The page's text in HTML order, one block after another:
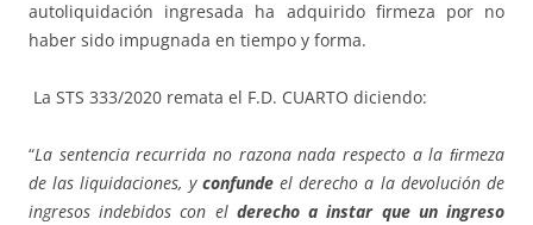
autoliquidación ingresada ha adquirido firmeza por no
haber sido impugnada en tiempo y forma.
La STS 333/2020 remata el F.D. CUARTO diciendo:
“La sentencia recurrida no razona nada respecto a la ﬁrmeza
de las liquidaciones, y confundeel derecho a la devolución de
ingresos indebidos con el derecho a instar que un ingreso